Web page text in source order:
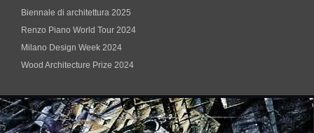
Biennale di architettura 2025
Renzo Piano World Tour 2024
Milano Design Week 2024
Wood Architecture Prize 2024